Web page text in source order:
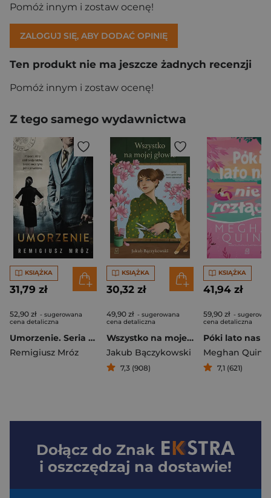
Pomóż innym i zostaw ocenę!
ZALOGUJ SIĘ, ABY DODAĆ OPINIĘ
Ten produkt nie ma jeszcze żadnych recenzji
Pomóż innym i zostaw ocenę!
Z tego samego wydawnictwa
KSIĄŻKA
31,79 zł
52,90 zł - sugerowana
cena detaliczna
Umorzenie. Seria z Joanną Chyłką. Tom 9 wyd. 2025
Remigiusz Mróz
KSIĄŻKA
30,32 zł
49,90 zł - sugerowana
cena detaliczna
Wszystko na mojej głowie
Jakub Bączykowski
7,3 (908)
KSIĄŻKA
41,94 zł
59,90 zł -
cena detaliczna
Meghan Quinn
7,1 (621)
Dołącz do Znak
i oszczędzaj na dostawie!